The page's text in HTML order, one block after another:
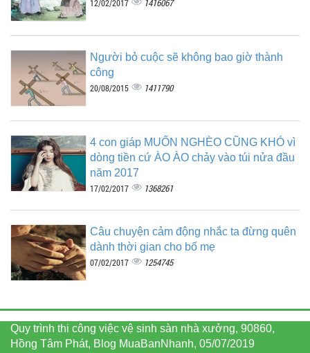
12/02/2017 1416067
Người bỏ cuộc sẽ không bao giờ thành
công
20/08/2015 1411790
4 con giáp MUỐN NGHÈO CŨNG KHÓ vì
dòng tiền cứ ÀO ÀO chảy vào túi nửa đầu
năm 2017
17/02/2017 1368261
Câu chuyện cảm động nhắc ta đừng quên
dành thời gian cho bố mẹ
07/02/2017 1254745
Quy trình thi công việc vệ sinh sàn nhà xưởng, 90860,
Hồng Tâm Phát, Blog MuaBanNhanh, 05/07/2019